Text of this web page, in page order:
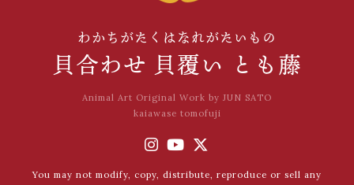
わかちがたくはなれがたいもの
貝合わせ 貝覆い とも藤
Animal Art Original Work by JUN SATO
kaiawase tomofuji
You may not modify, copy, distribute, reproduce or sell any